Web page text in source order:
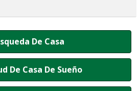
De Casa
De Casa De Sueño